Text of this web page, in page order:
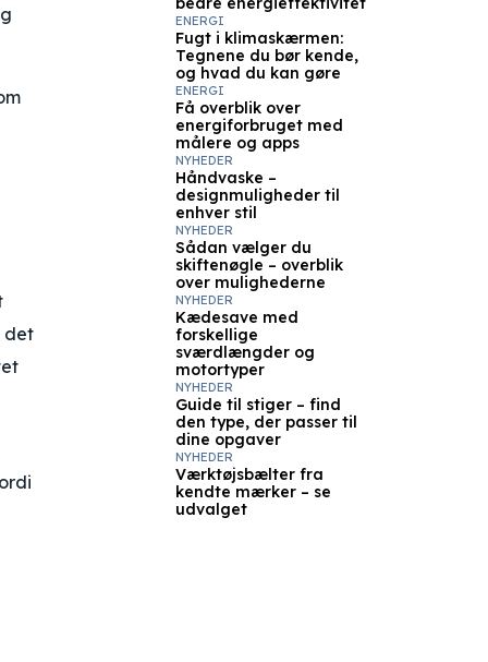
det
Fugt i klimaskærmen:
Tegnene du bør kende,
og hvad du kan gøre
ENERGI
Få overblik over
energiforbruget med
målere og apps
ENERGI
Håndvaske –
designmuligheder til
enhver stil
NYHEDER
Sådan vælger du
skiftenøgle – overblik
over mulighederne
NYHEDER
Kædesave med
forskellige
sværdlængder og
motortyper
NYHEDER
Guide til stiger – find
den type, der passer til
dine opgaver
NYHEDER
Værktøjsbælter fra
kendte mærker – se
udvalget
NYHEDER